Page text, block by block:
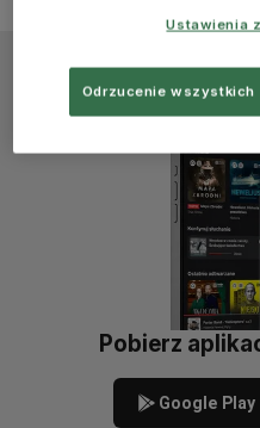
Pobierz
Google Play
Ustawienia
Odrzucenie wszystkich